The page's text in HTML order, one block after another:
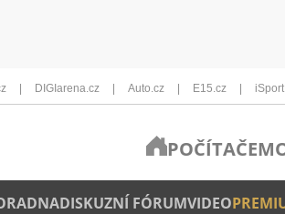
DIGIarena.cz Auto.cz E15.cz
POČÍTAČE
DISKUZNÍ FÓRUMVIDEO